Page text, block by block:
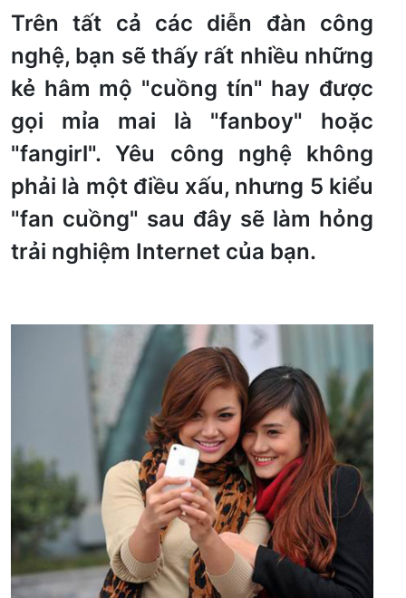
Trên tất cả các diễn đàn công
nghệ, bạn sẽ thấy rất nhiều những
kẻ hâm mộ "cuồng tín" hay được
gọi mỉa mai là "fanboy" hoặc
"fangirl". Yêu công nghệ không
phải là một điều xấu, nhưng 5 kiểu
"fan cuồng" sau đây sẽ làm hỏng
trải nghiệm Internet của bạn.